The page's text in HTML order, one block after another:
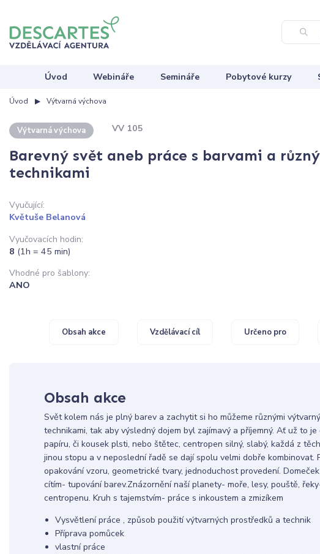
Úvod Webináře Semináře Pobytové kurzy
Úvod Výtvarná výchova
Výtvarná výchova VV 105
Barevný svět aneb práce s barvami a
technikami
Vyučující:
Květuše Belanová
Vyučovacích hodin:
8 (1h = 45 min)
Vhodné pro šablony:
ANO
Obsah akce Vzdělávací cíl Určeno pro
Obsah akce
Svět kolem nás je plný barev a zachytit si ho můžeme různými
technikami, tak aby výsledný dojem byl zajímavý a příjemný. Ať už to
papíru, či kousek plsti, nebo štětec, centropen silný, slabý, každá z
jinou stopu a v neposlední řadě se dají spolu velmi dobře kombinovat.
opakování vzoru, geometrické tvary, jednoduchost provedení.
cítím- tupování barev.Znázornění naší planety- moře, lesy, pouště,
centropenu. Kruh s tajemstvím- práce s inkoustem a zmizíkem
Vysvětlení práce , způsob použití výtvarných prostředků a technik
Příprava pomůcek
vlastní práce